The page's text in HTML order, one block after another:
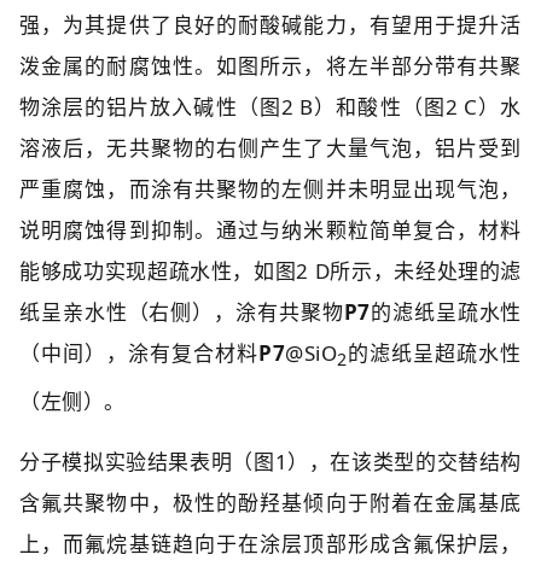
强，为其提供了良好的耐酸碱能力，有望用于提升活
泼金属的耐腐蚀性。如图所示，将左半部分带有共聚
物涂层的铝片放入碱性（图2 B）和酸性（图2 C）水
溶液后，无共聚物的右侧产生了大量气泡，铝片受到
严重腐蚀，而涂有共聚物的左侧并未明显出现气泡，
说明腐蚀得到抑制。通过与纳米颗粒简单复合，材料
能够成功实现超疏水性，如图2 D所示，未经处理的滤
纸呈亲水性（右侧），涂有共聚物P7的滤纸呈疏水性
（中间），涂有复合材料P7@SiO2的滤纸呈超疏水性
（左侧）。
分子模拟实验结果表明（图1），在该类型的交替结构
含氟共聚物中，极性的酚羟基倾向于附着在金属基底
上，而氟烷基链趋向于在涂层顶部形成含氟保护层，